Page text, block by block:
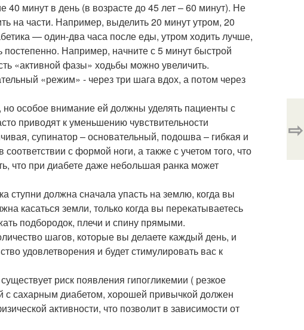
минут в день (в возрасте до 45 лет – 60 минут). Не
на части. Например, выделить 20 минут утром, 20
— один-два часа после еды, утром ходить лучше,
Например, начните с 5 минут быстрой
«активной фазы» ходьбы можно увеличить.
«режим» - через три шага вдох, а потом через
особое внимание ей должны уделять пациенты с
приводят к уменьшению чувствительности
супинатор – основательный, подошва – гибкая и
с формой ноги, а также с учетом того, что
что при диабете даже небольшая ранка может
ступни должна сначала упасть на землю, когда вы
касаться земли, только когда вы перекатываетесь
подбородок, плечи и спину прямыми.
шагов, которые вы делаете каждый день, и
удовлетворения и будет стимулировать вас к
риск появления гипогликемии ( резкое
с сахарным диабетом, хорошей привычкой должен
активности, что позволит в зависимости от
⇨